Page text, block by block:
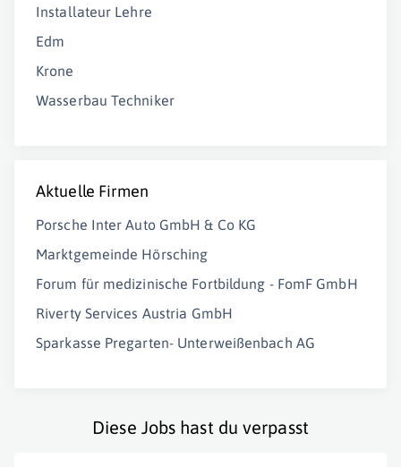
Installateur Lehre
Edm
Krone
Wasserbau Techniker
Aktuelle Firmen
Porsche Inter Auto GmbH & Co KG
Marktgemeinde Hörsching
Forum für medizinische Fortbildung - FomF GmbH
Riverty Services Austria GmbH
Sparkasse Pregarten- Unterweißenbach AG
Diese Jobs hast du verpasst